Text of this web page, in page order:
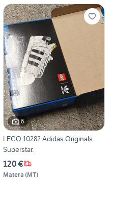
6
LEGO 10282 Adidas Originals
Superstar.
120 €
Matera (MT)